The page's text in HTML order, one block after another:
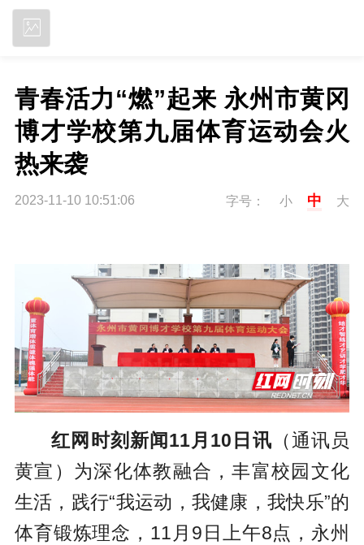
青春活力“燃”起来 永州市黄冈
博才学校第九届体育运动会火
热来袭
2023-11-10 10:51:06 字号： 小 中 大
红网时刻新闻11月10日讯 （通讯员
黄宣）为深化体教融合，丰富校园文化
生活，践行“我运动，我健康，我快乐”的
体育锻炼理念，11月9日上午8点，永州